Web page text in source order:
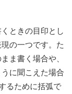
ときの目印とし
の一つです。た
ま書く場合や、
に聞こえた場合
るために括弧で